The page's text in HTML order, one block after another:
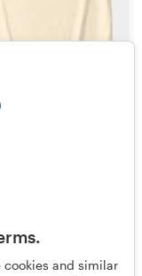
and similar